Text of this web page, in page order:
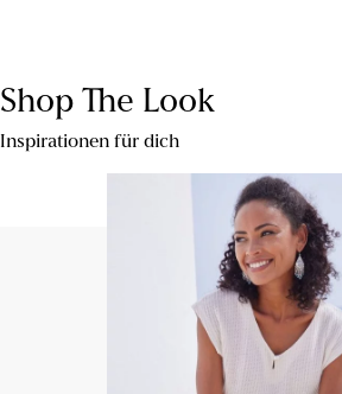
Shop The Look
Inspirationen für dich